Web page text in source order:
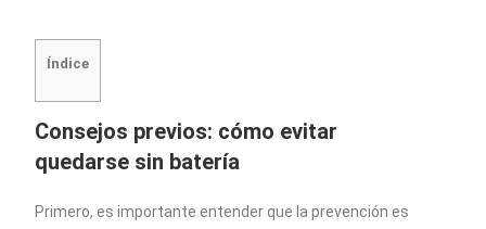
Índice
Consejos previos: cómo evitar
quedarse sin batería
Primero, es importante entender que la prevención es